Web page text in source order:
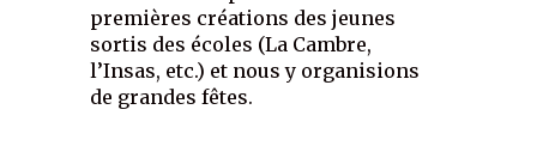
premières créations des jeunes
sortis des écoles (La Cambre,
l’Insas, etc.) et nous y organisions
de grandes fêtes.